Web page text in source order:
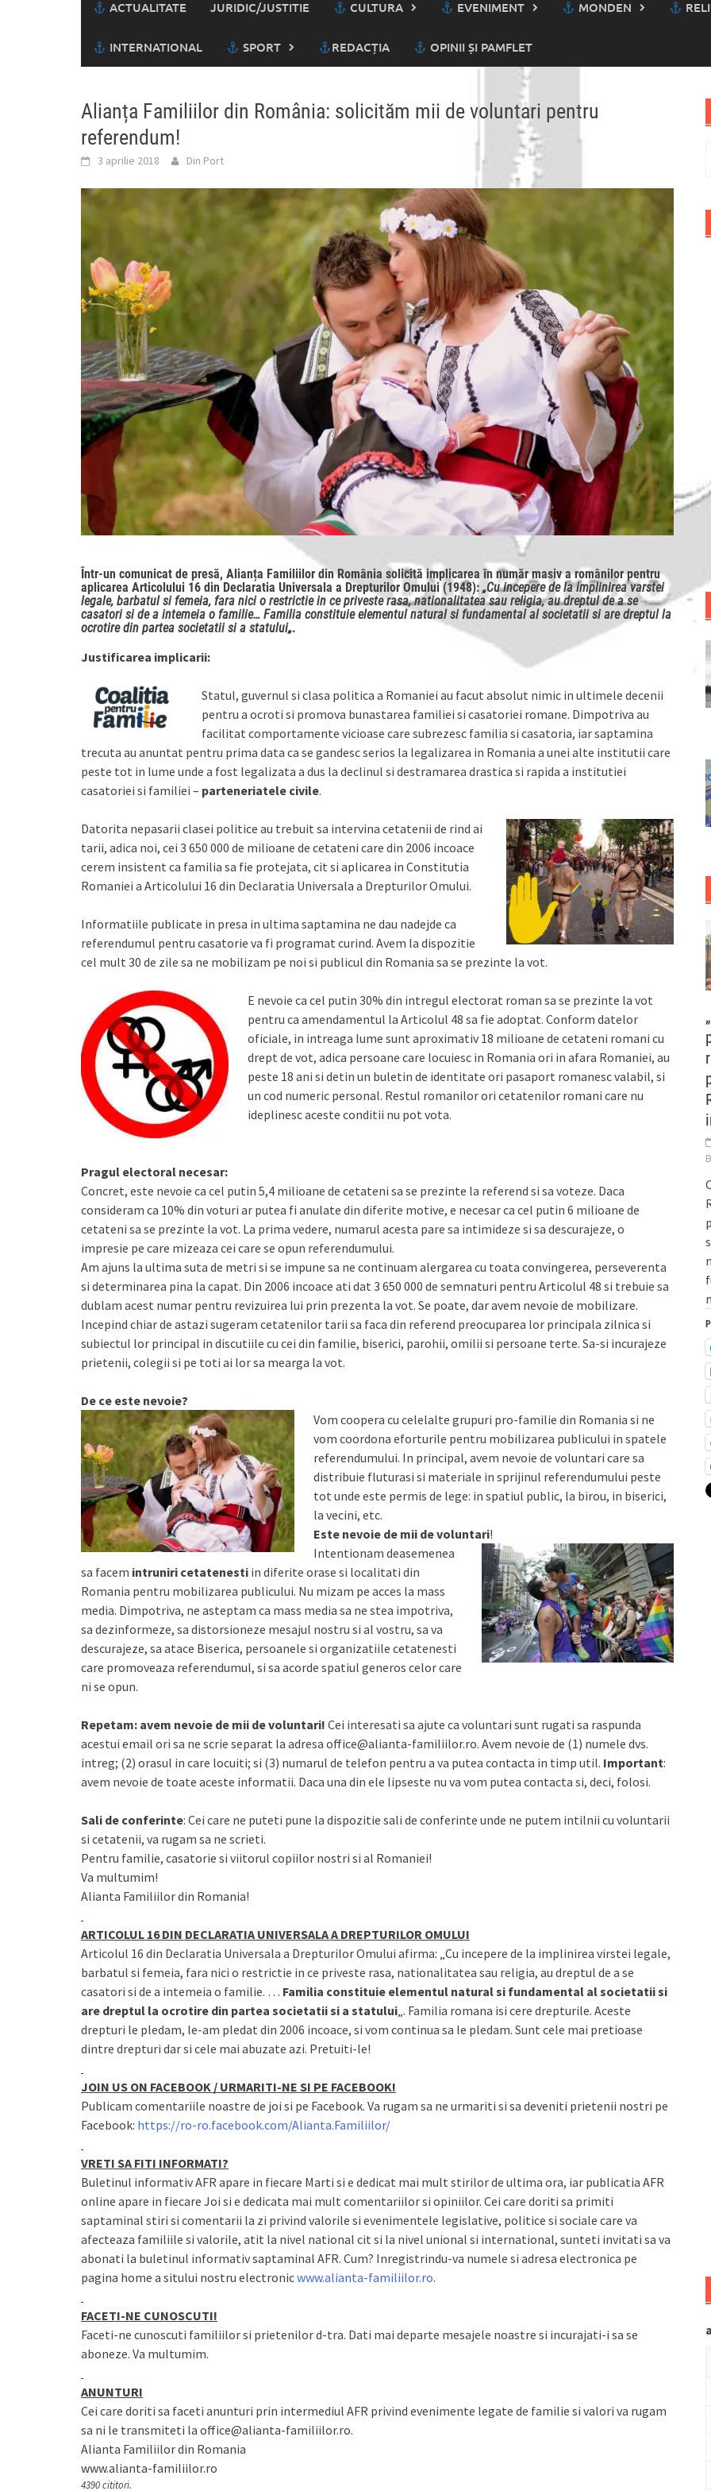
ACTUALITATE JURIDIC/JUSTITIE CULTURA EVENIMENT MONDEN
INTERNATIONAL SPORT REDACȚIA OPINII ȘI PAMFLET
Alianța Familiilor din România: solicităm mii de voluntari pentru
referendum!
3 aprilie 2018 Din Port
Într-un comunicat de presă, Alianța Familiilor din România solicită implicarea în număr masiv a românilor pentru
aplicarea Articolului 16 din Declaratia Universala a Drepturilor Omului (1948): „Cu incepere de la implinirea varstei
legale, barbatul si femeia, fara nici o restrictie in ce priveste rasa, nationalitatea sau religia, au dreptul de a se
casatori si de a intemeia o familie… Familia constituie elementul natural si fundamental al societatii si are dreptul la
ocrotire din partea societatii si a statului„.
Justificarea implicarii:
Statul, guvernul si clasa politica a Romaniei au facut absolut nimic in ultimele decenii
pentru a ocroti si promova bunastarea familiei si casatoriei romane. Dimpotriva au
facilitat comportamente vicioase care subrezesc familia si casatoria, iar saptamina
trecuta au anuntat pentru prima data ca se gandesc serios la legalizarea in Romania a unei alte institutii care
peste tot in lume unde a fost legalizata a dus la declinul si destramarea drastica si rapida a institutiei
casatoriei si familiei – parteneriatele civile.
Datorita nepasarii clasei politice au trebuit sa intervina cetatenii de rind ai
tarii, adica noi, cei 3 650 000 de milioane de cetateni care din 2006 incoace
cerem insistent ca familia sa fie protejata, cit si aplicarea in Constitutia
Romaniei a Articolului 16 din Declaratia Universala a Drepturilor Omului.
Informatiile publicate in presa in ultima saptamina ne dau nadejde ca
referendumul pentru casatorie va fi programat curind. Avem la dispozitie
cel mult 30 de zile sa ne mobilizam pe noi si publicul din Romania sa se prezinte la vot.
E nevoie ca cel putin 30% din intregul electorat roman sa se prezinte la vot
pentru ca amendamentul la Articolul 48 sa fie adoptat. Conform datelor
oficiale, in intreaga lume sunt aproximativ 18 milioane de cetateni romani cu
drept de vot, adica persoane care locuiesc in Romania ori in afara Romaniei, au
peste 18 ani si detin un buletin de identitate ori pasaport romanesc valabil, si
un cod numeric personal. Restul romanilor ori cetatenilor romani care nu
ideplinesc aceste conditii nu pot vota.
Pragul electoral necesar:
Concret, este nevoie ca cel putin 5,4 milioane de cetateni sa se prezinte la referend si sa voteze. Daca
consideram ca 10% din voturi ar putea fi anulate din diferite motive, e necesar ca cel putin 6 milioane de
cetateni sa se prezinte la vot. La prima vedere, numarul acesta pare sa intimideze si sa descurajeze, o
impresie pe care mizeaza cei care se opun referendumului.
Am ajuns la ultima suta de metri si se impune sa ne continuam alergarea cu toata convingerea, perseverenta
si determinarea pina la capat. Din 2006 incoace ati dat 3 650 000 de semnaturi pentru Articolul 48 si trebuie sa
dublam acest numar pentru revizuirea lui prin prezenta la vot. Se poate, dar avem nevoie de mobilizare.
Incepind chiar de astazi sugeram cetatenilor tarii sa faca din referend preocuparea lor principala zilnica si
subiectul lor principal in discutiile cu cei din familie, biserici, parohii, omilii si persoane terte. Sa-si incurajeze
prietenii, colegii si pe toti ai lor sa mearga la vot.
De ce este nevoie?
Vom coopera cu celelalte grupuri pro-familie din Romania si ne
vom coordona eforturile pentru mobilizarea publicului in spatele
referendumului. In principal, avem nevoie de voluntari care sa
distribuie fluturasi si materiale in sprijinul referendumului peste
tot unde este permis de lege: in spatiul public, la birou, in biserici,
la vecini, etc.
Este nevoie de mii de voluntari!
Intentionam deasemenea
sa facem intruniri cetatenesti in diferite orase si localitati din
Romania pentru mobilizarea publicului. Nu mizam pe acces la mass
media. Dimpotriva, ne asteptam ca mass media sa ne stea impotriva,
sa dezinformeze, sa distorsioneze mesajul nostru si al vostru, sa va
descurajeze, sa atace Biserica, persoanele si organizatiile cetatenesti
care promoveaza referendumul, si sa acorde spatiul generos celor care
ni se opun.
Repetam: avem nevoie de mii de voluntari! Cei interesati sa ajute ca voluntari sunt rugati sa raspunda
acestui email ori sa ne scrie separat la adresa office@alianta-familiilor.ro. Avem nevoie de (1) numele dvs.
intreg; (2) orasul in care locuiti; si (3) numarul de telefon pentru a va putea contacta in timp util. Important:
avem nevoie de toate aceste informatii. Daca una din ele lipseste nu va vom putea contacta si, deci, folosi.
Sali de conferinte: Cei care ne puteti pune la dispozitie sali de conferinte unde ne putem intilnii cu voluntarii
si cetatenii, va rugam sa ne scrieti.
Pentru familie, casatorie si viitorul copiilor nostri si al Romaniei!
Va multumim!
Alianta Familiilor din Romania!
ARTICOLUL 16 DIN DECLARATIA UNIVERSALA A DREPTURILOR OMULUI
Articolul 16 din Declaratia Universala a Drepturilor Omului afirma: „Cu incepere de la implinirea virstei legale,
barbatul si femeia, fara nici o restrictie in ce priveste rasa, nationalitatea sau religia, au dreptul de a se
casatori si de a intemeia o familie. … Familia constituie elementul natural si fundamental al societatii si
are dreptul la ocrotire din partea societatii si a statului„. Familia romana isi cere drepturile. Aceste
drepturi le pledam, le-am pledat din 2006 incoace, si vom continua sa le pledam. Sunt cele mai pretioase
dintre drepturi dar si cele mai abuzate azi. Pretuiti-le!
JOIN US ON FACEBOOK / URMARITI-NE SI PE FACEBOOK!
Publicam comentariile noastre de joi si pe Facebook. Va rugam sa ne urmariti si sa deveniti prietenii nostri pe
Facebook: https://ro-ro.facebook.com/Alianta.Familiilor/
VRETI SA FITI INFORMATI?
Buletinul informativ AFR apare in fiecare Marti si e dedicat mai mult stirilor de ultima ora, iar publicatia AFR
online apare in fiecare Joi si e dedicata mai mult comentariilor si opiniilor. Cei care doriti sa primiti
saptaminal stiri si comentarii la zi privind valorile si evenimentele legislative, politice si sociale care va
afecteaza familiile si valorile, atit la nivel national cit si la nivel unional si international, sunteti invitati sa va
abonati la buletinul informativ saptaminal AFR. Cum? Inregistrindu-va numele si adresa electronica pe
pagina home a sitului nostru electronicwww.alianta-familiilor.ro.
FACETI-NE CUNOSCUTI!
Faceti-ne cunoscuti familiilor si prietenilor d-tra. Dati mai departe mesajele noastre si incurajati-i sa se
aboneze. Va multumim.
ANUNTURI
Cei care doriti sa faceti anunturi prin intermediul AFR privind evenimente legate de familie si valori va rugam
sa ni le transmiteti la office@alianta-familiilor.ro.
Alianta Familiilor din Romania
www.alianta-familiilor.ro
4390 cititori.